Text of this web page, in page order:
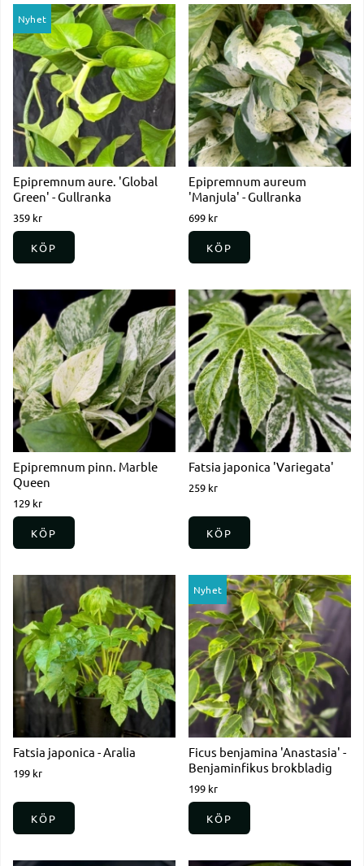
Nyhet
Epipremnum aure. 'Global
Green' - Gullranka
359 kr
KÖP
Epipremnum aureum
'Manjula' - Gullranka
699 kr
KÖP
Epipremnum pinn. Marble
Queen
129 kr
KÖP
Fatsia japonica 'Variegata'
259 kr
KÖP
Fatsia japonica - Aralia
199 kr
KÖP
Nyhet
Ficus benjamina 'Anastasia' -
Benjaminfikus brokbladig
199 kr
KÖP